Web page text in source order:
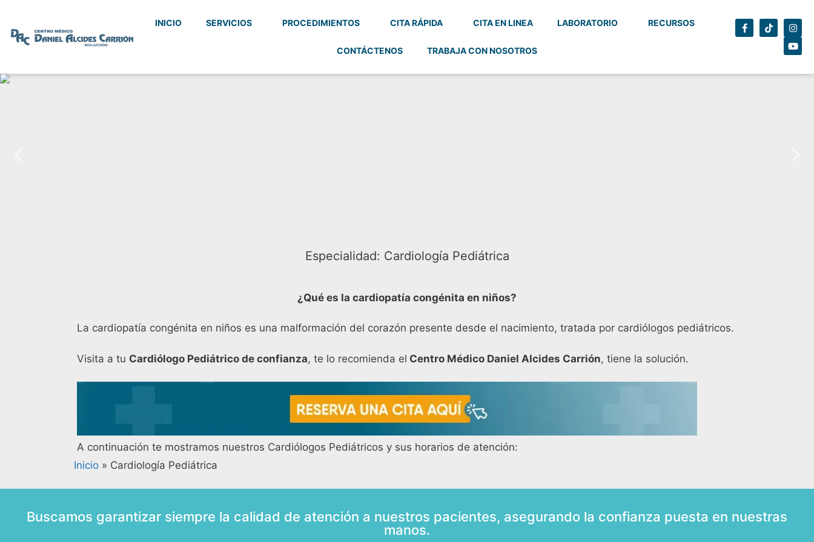
INICIO SERVICIOS PROCEDIMIENTOS CITA RÁPIDA CITA EN LINEA LABORATORIO RECURSOS
CONTÁCTENOS TRABAJA CON NOSOTROS
Especialidad: Cardiología Pediátrica
¿Qué es la cardiopatía congénita en niños?
La cardiopatía congénita en niños es una malformación del corazón presente desde el nacimiento, tratada por cardiólogos pediátricos.
Visita a tu Cardiólogo Pediátrico de confianza, te lo recomienda el Centro Médico Daniel Alcides Carrión, tiene la solución.
A continuación te mostramos nuestros Cardiólogos Pediátricos y sus horarios de atención:
Inicio » Cardiología Pediátrica
Buscamos garantizar siempre la calidad de atención a nuestros pacientes, asegurando la confianza puesta en nuestras
manos.